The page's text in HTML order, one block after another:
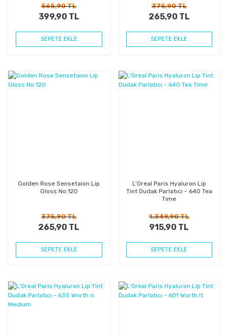
565,90 TL
399,90 TL
SEPETE EKLE
375,90 TL
265,90 TL
SEPETE EKLE
Golden Rose Sensetaion Lip
Gloss No:120
375,90 TL
265,90 TL
SEPETE EKLE
%32
L'Oreal Paris Hyaluron Lip
Tint Dudak Parlatıcı - 640 Tea
Time
1.349,90 TL
915,90 TL
SEPETE EKLE
%32
%32